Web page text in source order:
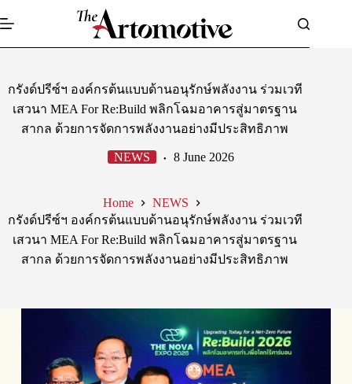
to
กรังด์ปรีซ์ฯ องค์กรต้นแบบด้านอนุรักษ์พลังงาน ร่วมเวที
เสวนา MEA For Re:Build พลิกโฉมอาคารสู่มาตรฐาน
สากล ด้วยการจัดการพลังงานอย่างมีประสิทธิภาพ
NEWS 8 June 2026
Home
NEWS
กรังด์ปรีซ์ฯ องค์กรต้นแบบด้านอนุรักษ์พลังงาน ร่วมเวที
เสวนา MEA For Re:Build พลิกโฉมอาคารสู่มาตรฐาน
สากล ด้วยการจัดการพลังงานอย่างมีประสิทธิภาพ